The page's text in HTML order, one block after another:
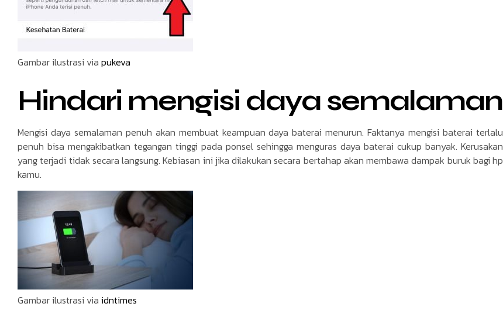
Gambar ilustrasi via pukeva
Hindari mengisi daya semalaman
Mengisi daya semalaman penuh akan membuat keampuan daya baterai menurun. Faktanya mengisi baterai terlalu
penuh bisa mengakibatkan tegangan tinggi pada ponsel sehingga menguras daya baterai cukup banyak. Kerusakan
yang terjadi tidak secara langsung. Kebiasan ini jika dilakukan secara bertahap akan membawa dampak buruk bagi hp
kamu.
Gambar ilustrasi via idntimes